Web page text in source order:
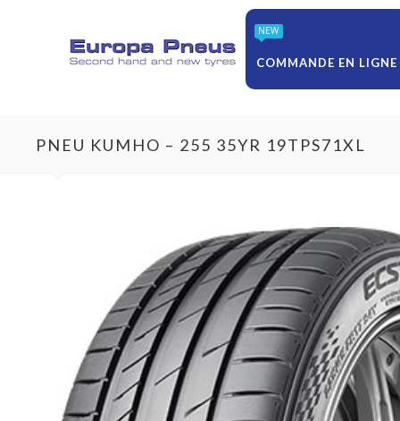
NEW
COMMANDE EN LIGNE
PNEU KUMHO – 255 35YR 19TPS71XL